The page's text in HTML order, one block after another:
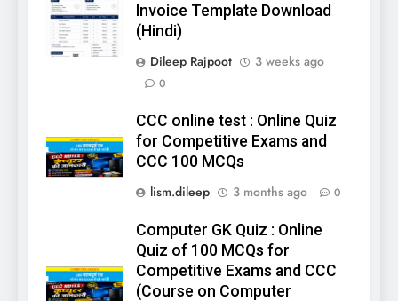
Invoice Template Download
(Hindi)
Dileep Rajpoot
3 weeks ago
0
CCC online test : Online Quiz
for Competitive Exams and
CCC 100 MCQs
lism.dileep
3 months ago 0
Computer GK Quiz : Online
Quiz of 100 MCQs for
Competitive Exams and CCC
(Course on Computer